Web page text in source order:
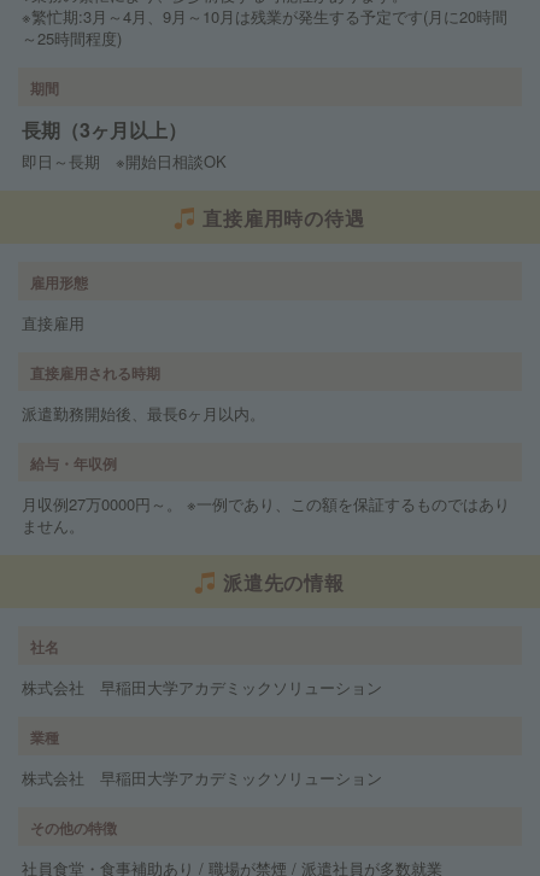
※繁忙期:3月～4月、9月～10月は残業が発生する予定です(月に20時間
～25時間程度)
期間
長期（3ヶ月以上）
即日～長期 ※開始日相談OK
直接雇用時の待遇
雇用形態
直接雇用
直接雇用される時期
派遣勤務開始後、最長6ヶ月以内。
給与・年収例
月収例27万0000円～。 ※一例であり、この額を保証するものではあり
ません。
派遣先の情報
社名
株式会社 早稲田大学アカデミックソリューション
業種
株式会社 早稲田大学アカデミックソリューション
その他の特徴
社員食堂・食事補助あり / 職場が禁煙 / 派遣社員が多数就業